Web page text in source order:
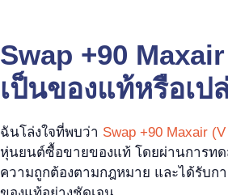
Swap +90
เป็นของแท้หรือเป
ฉันโล่งใจที่พบว่า Swap +90 Maxair (V
หุ่นยนต์ซื้อขายของแท้ โดยผ่านการทด
ความถูกต้องตามกฎหมาย และได้รับก